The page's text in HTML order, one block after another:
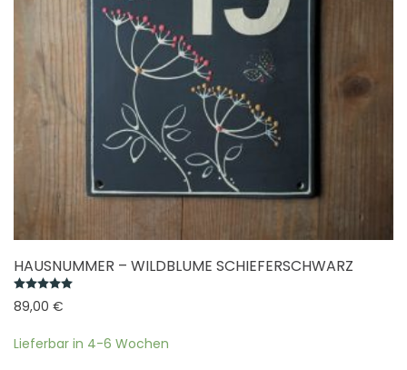
HAUSNUMMER – WILDBLUME SCHIEFERSCHWARZ
89,00 €
Lieferbar in 4-6 Wochen